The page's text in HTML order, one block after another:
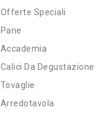
Offerte Speciali
Pane
Accademia
Calici Da Degustazione
Tovaglie
Arredotavola